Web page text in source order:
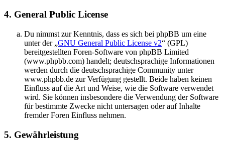
4. General Public License
Du nimmst zur Kenntnis, dass es sich bei phpBB um eine
unter der „GNU General Public License v2“ (GPL)
bereitgestellten Foren-Software von phpBB Limited
(www.phpbb.com) handelt; deutschsprachige Informationen
werden durch die deutschsprachige Community unter
www.phpbb.de zur Verfügung gestellt. Beide haben keinen
Einfluss auf die Art und Weise, wie die Software verwendet
wird. Sie können insbesondere die Verwendung der Software
für bestimmte Zwecke nicht untersagen oder auf Inhalte
fremder Foren Einfluss nehmen.
5. Gewährleistung